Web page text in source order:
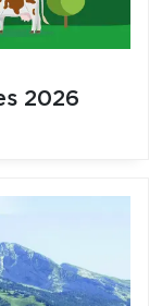
2026